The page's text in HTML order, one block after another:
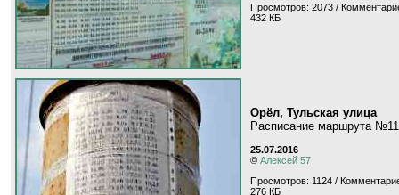
Просмотров: 2073 /
432 КБ
Орёл, Тульская улица
Расписание маршрута №11
25.07.2016
© Алексей 57
Просмотров: 1124 /
276 КБ